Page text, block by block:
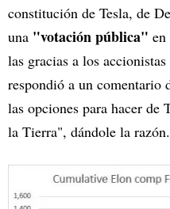
constitución de Tesla, de
una "votación pública"
las gracias a los
respondió a un comentario
las opciones para hacer de
la Tierra", dándole la razón.